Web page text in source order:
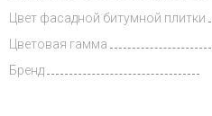
Цвет фасадной битумной плитки
Цветовая гамма
Бренд